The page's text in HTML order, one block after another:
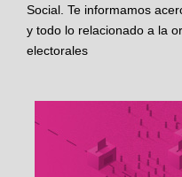
Social. Te informamos
y todo lo relacionado a la
electorales